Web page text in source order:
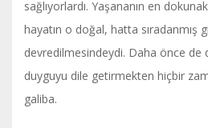
sağlıyorlardı. Yaşananın en
hayatın o doğal, hatta sıradanmış
devredilmesindeydi. Daha önce de
duyguyu dile getirmekten hiçbir
galiba.